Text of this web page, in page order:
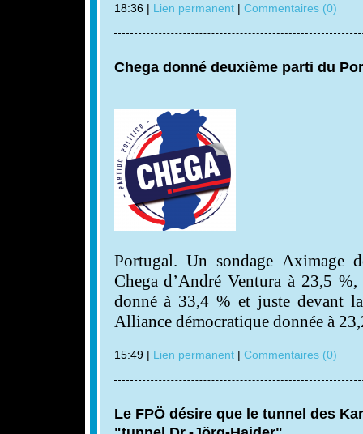
18:36 | Lien permanent| Commentaires (0)
Chega donné deuxième parti du
Portugal. Un sondage Aximage
Chega d’André Ventura à 23,5
donné à 33,4 % et juste devant
Alliance démocratique donnée à
15:49 | Lien permanent| Commentaires (0)
Le FPÖ désire que le tunnel des